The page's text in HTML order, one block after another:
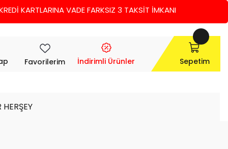
KARTLARINA VADE FARKSIZ 3 TAKSİT İMKANI
Favorilerim İndirimli Ürünler Sepetim